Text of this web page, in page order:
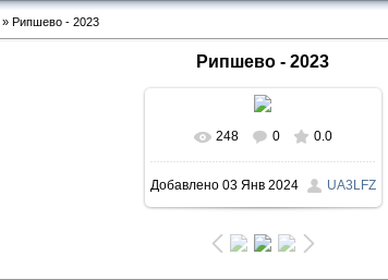
» Рипшево - 2023
Рипшево - 2023
248 0 0.0
Добавлено03 Янв 2024 UA3LFZ